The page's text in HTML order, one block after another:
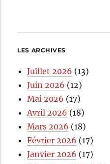
LES ARCHIVES
Juillet 2026 (13)
Juin 2026 (12)
Mai 2026 (17)
Avril 2026 (18)
Mars 2026 (18)
Février 2026 (17)
Janvier 2026 (17)